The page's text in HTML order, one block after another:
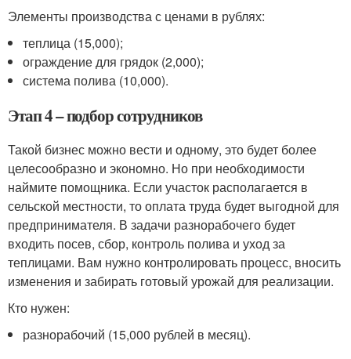
Элементы производства с ценами в рублях:
теплица (15,000);
ограждение для грядок (2,000);
система полива (10,000).
Этап 4 – подбор сотрудников
Такой бизнес можно вести и одному, это будет более
целесообразно и экономно. Но при необходимости
наймите помощника. Если участок располагается в
сельской местности, то оплата труда будет выгодной для
предпринимателя. В задачи разнорабочего будет
входить посев, сбор, контроль полива и уход за
теплицами. Вам нужно контролировать процесс, вносить
изменения и забирать готовый урожай для реализации.
Кто нужен:
разнорабочий (15,000 рублей в месяц).